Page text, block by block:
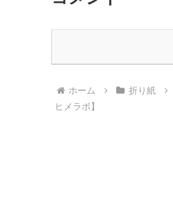
ホーム 折り紙
ヒメラボ】